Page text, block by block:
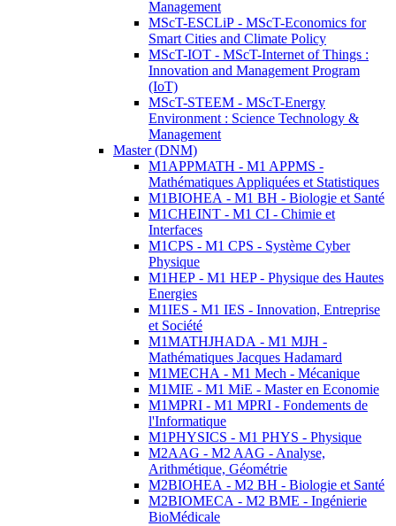
Management
MScT-ESCLiP - MScT-Economics for
Smart Cities and Climate Policy
MScT-IOT - MScT-Internet of Things :
Innovation and Management Program
(IoT)
MScT-STEEM - MScT-Energy
Environment : Science Technology &
Management
Master (DNM)
M1APPMATH - M1 APPMS -
Mathématiques Appliquées et Statistiques
M1BIOHEA - M1 BH - Biologie et Santé
M1CHEINT - M1 CI - Chimie et
Interfaces
M1CPS - M1 CPS - Système Cyber
Physique
M1HEP - M1 HEP - Physique des Hautes
Energies
M1IES - M1 IES - Innovation, Entreprise
et Société
M1MATHJHADA - M1 MJH -
Mathématiques Jacques Hadamard
M1MECHA - M1 Mech - Mécanique
M1MIE - M1 MiE - Master en Economie
M1MPRI - M1 MPRI - Fondements de
l'Informatique
M1PHYSICS - M1 PHYS - Physique
M2AAG - M2 AAG - Analyse,
Arithmétique, Géométrie
M2BIOHEA - M2 BH - Biologie et Santé
M2BIOMECA - M2 BME - Ingénierie
BioMédicale